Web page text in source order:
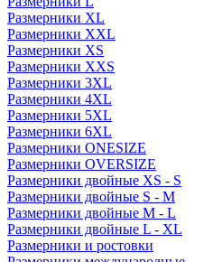
Размерники XL
Размерники XXL
Размерники XS
Размерники XXS
Размерники 3XL
Размерники 4XL
Размерники 5XL
Размерники 6XL
Размерники ONESIZE
Размерники OVERSIZE
Размерники двойные XS - S
Размерники двойные S - M
Размерники двойные M - L
Размерники двойные L - XL
Размерники и ростовки